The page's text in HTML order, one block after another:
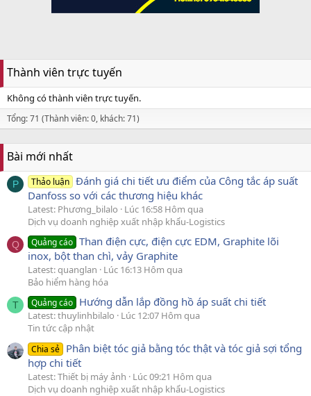
Thành viên trực tuyến
Không có thành viên trực tuyến.
Tổng: 71 (Thành viên: 0, khách: 71)
Bài mới nhất
P Thảo luận Đánh giá chi tiết ưu điểm của Công tắc áp suất
Danfoss so với các thương hiệu khác
Latest: Phương_bilalo
Lúc 16:58 Hôm qua
Dịch vụ doanh nghiệp xuất nhập khẩu-Logistics
Q Quảng cáo Than điện cực, điện cực EDM, Graphite lõi
inox, bột than chì, vảy Graphite
Latest: quanglan
Lúc 16:13 Hôm qua
Bảo hiểm hàng hóa
T Quảng cáo Hướng dẫn lắp đồng hồ áp suất chi tiết
Latest: thuylinhbilalo
Lúc 12:07 Hôm qua
Tin tức cập nhật
Chia sẻ Phân biệt tóc giả bằng tóc thật và tóc giả sợi tổng
hợp chi tiết
Latest: Thiết bị máy ảnh
Lúc 09:21 Hôm qua
Dịch vụ doanh nghiệp xuất nhập khẩu-Logistics